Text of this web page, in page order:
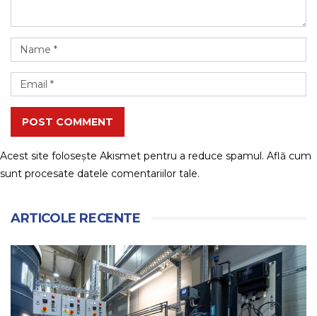
POST COMMENT
Acest site folosește Akismet pentru a reduce spamul. Află cum
sunt procesate datele comentariilor tale.
ARTICOLE RECENTE